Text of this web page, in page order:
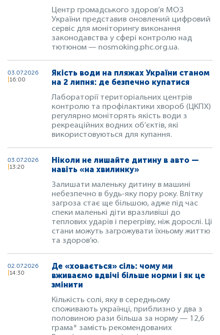
Центр громадського здоров’я МОЗ
України представив оновлений цифровий
сервіс для моніторингу виконання
законодавства у сфері контролю над
тютюном — nosmoking.phc.org.ua.
03.07.2026
16:00
Якість води на пляжах України станом
на 2 липня: де безпечно купатися
Лабораторії територіальних центрів
контролю та профілактики хвороб (ЦКПХ)
регулярно моніторять якість води з
рекреаційних водних об’єктів, які
використовуються для купання.
03.07.2026
13:20
Ніколи не лишайте дитину в авто —
навіть «на хвилинку»
Залишати маленьку дитину в машині
небезпечно в будь-яку пору року. Влітку
загроза стає ще більшою, адже під час
спеки маленькі діти вразливіші до
теплових ударів і перегріву, ніж дорослі. Ці
стани можуть загрожувати їхньому життю
та здоров’ю.
02.07.2026
14:30
Де «ховається» сіль: чому ми
вживаємо вдвічі більше норми і як це
змінити
Кількість солі, яку в середньому
споживають українці, приблизно у два з
половиною рази більша за норму — 12,6
грама* замість рекомендованих